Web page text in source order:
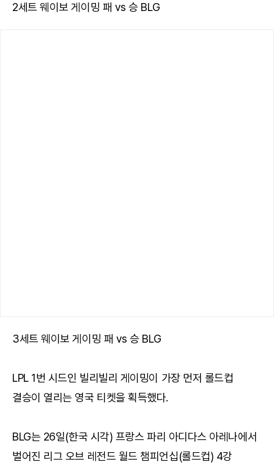
2세트 웨이보 게이밍 패 vs 승 BLG
3세트 웨이보 게이밍 패 vs 승 BLG
LPL 1번 시드인 빌리빌리 게이밍이 가장 먼저 롤드컵
결승이 열리는 영국 티켓을 획득했다.
BLG는 26일(한국 시각) 프랑스 파리 아디다스 아레나에서
벌어진 리그 오브 레전드 월드 챔피언십(롤드컵) 4강